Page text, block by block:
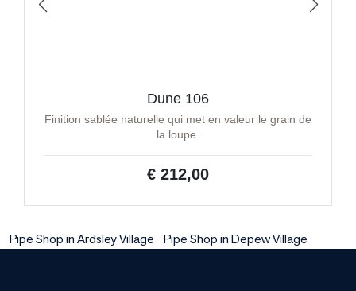
Dune 106
Finition sablée naturelle qui met en valeur le grain de
la loupe.
€ 212,00
Pipe Shop in Ardsley Village Pipe Shop in Depew Village